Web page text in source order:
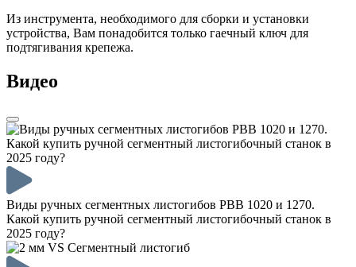
Из инструмента, необходимого для сборки и установки
устройства, Вам понадобится только гаечный ключ для
подтягивания крепежа.
Видео
Виды ручных сегментных листогибов PBB 1020 и 1270.
Какой купить ручной сегментный листогибочный станок в
2025 году?